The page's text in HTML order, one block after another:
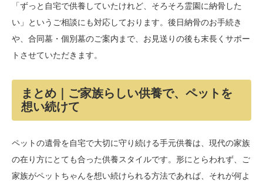
「ずっと自宅で供養していたけれど、そろそろ霊園に納骨した
い」というご相談にも対応しております。後日納骨のお手続き
や、合同墓・個別墓のご案内まで、お見送りの後も末長くサポー
トさせていただきます。
まとめ｜ご家族らしい供養で、ペットを
想い続けて
ペットの遺骨を自宅で大切に守り続ける手元供養は、現代の家族
の在り方にとても合った供養スタイルです。形にとらわれず、ご
家族がペットちゃんを想い続けられる方法であれば、それが何よ